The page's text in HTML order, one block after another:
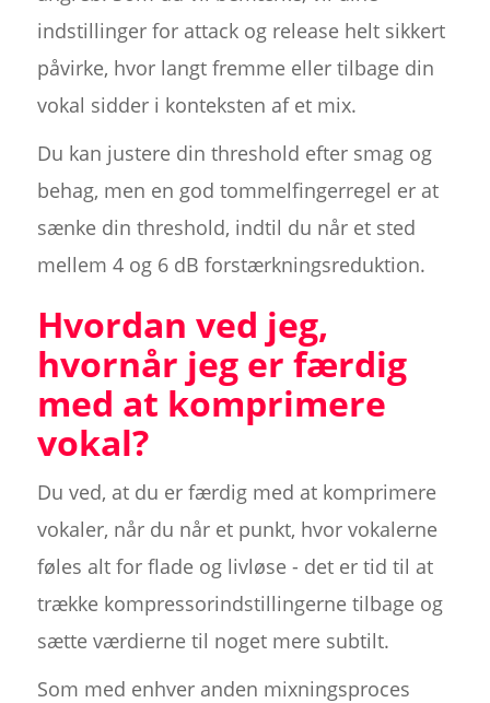
indstillinger for attack og release helt sikkert
påvirke, hvor langt fremme eller tilbage din
vokal sidder i konteksten af et mix.
Du kan justere din threshold efter smag og
behag, men en god tommelfingerregel er at
sænke din threshold, indtil du når et sted
mellem 4 og 6 dB forstærkningsreduktion.
Hvordan ved jeg,
hvornår jeg er færdig
med at komprimere
vokal?
Du ved, at du er færdig med at komprimere
vokaler, når du når et punkt, hvor vokalerne
føles alt for flade og livløse - det er tid til at
trække kompressorindstillingerne tilbage og
sætte værdierne til noget mere subtilt.
Som med enhver anden mixningsproces